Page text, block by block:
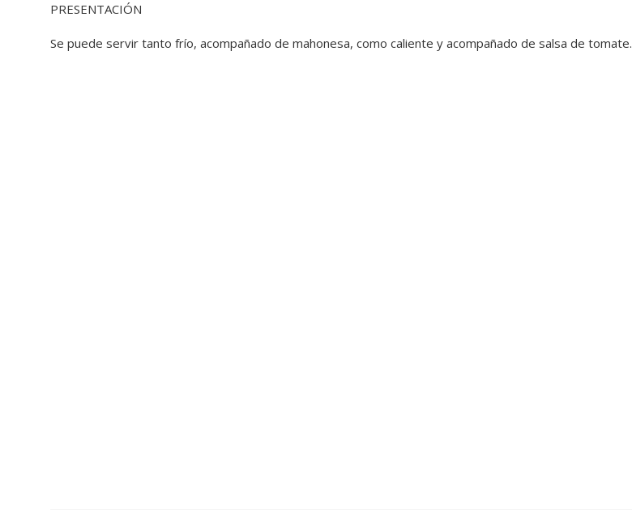
PRESENTACIÓN
Se puede servir tanto frío, acompañado de mahonesa, como caliente y acompañado de salsa de tomate.